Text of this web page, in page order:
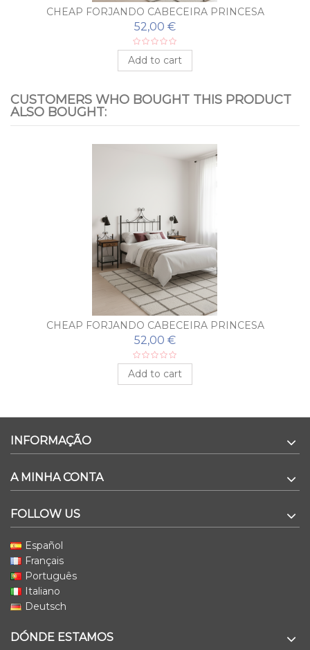
CHEAP FORJANDO CABECEIRA PRINCESA
52,00 €
Add to cart
CUSTOMERS WHO BOUGHT THIS PRODUCT
ALSO BOUGHT:
CHEAP FORJANDO CABECEIRA PRINCESA
52,00 €
Add to cart
INFORMAÇÃO
A MINHA CONTA
FOLLOW US
Español
Français
Português
Italiano
Deutsch
DÓNDE ESTAMOS